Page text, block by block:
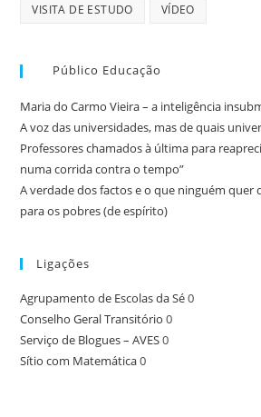
VISITA DE ESTUDO VÍDEO
Público Educação
Maria do Carmo Vieira – a inteligência
A voz das universidades, mas de quais
Professores chamados à última para
numa corrida contra o tempo”
A verdade dos factos e o que ninguém quer
para os pobres (de espírito)
Ligações
Agrupamento de Escolas da Sé0
Conselho Geral Transitório 0
Serviço de Blogues – AVES0
Sítio com Matemática0